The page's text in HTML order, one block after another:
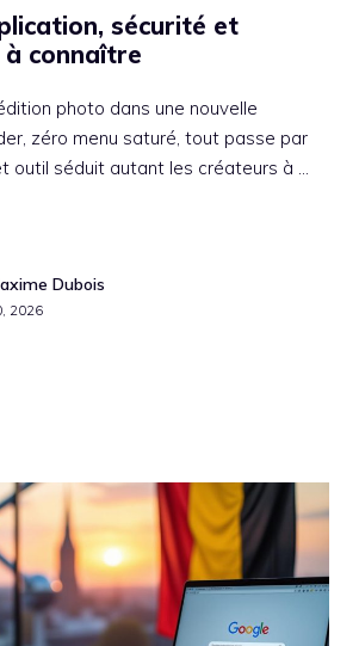
sécurité et
connaître
photo dans une nouvelle
zéro menu saturé, tout passe par
outil séduit autant les créateurs à ...
Dubois
2026